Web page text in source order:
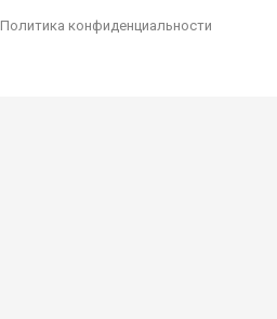
Политика конфиденциальности